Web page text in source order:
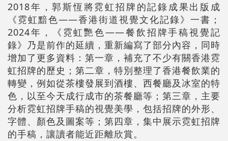
2018年，郭斯恆將霓虹招牌的記錄成果出版成
《霓虹黯色——香港街道視覺文化記錄》一書；
2024年，《霓虹艷色——餐飲招牌手稿視覺記
錄》乃是前作的延續，重新編寫了部分內容，同時
增加了更多資料：第一章，補充了不少有關香港霓
虹招牌的歷史；第二章，特別整理了香港餐飲業的
轉變，例如從茶樓發展到酒樓、西餐廳及冰室的特
色，以至今天成行成市的茶餐廳等；第三章，主要
分析霓虹招牌手稿的視覺美學，包括招牌的外形、
字體、顏色及圖案等；第四章，集中展示霓虹招牌
的手稿，讓讀者能近距離欣賞。